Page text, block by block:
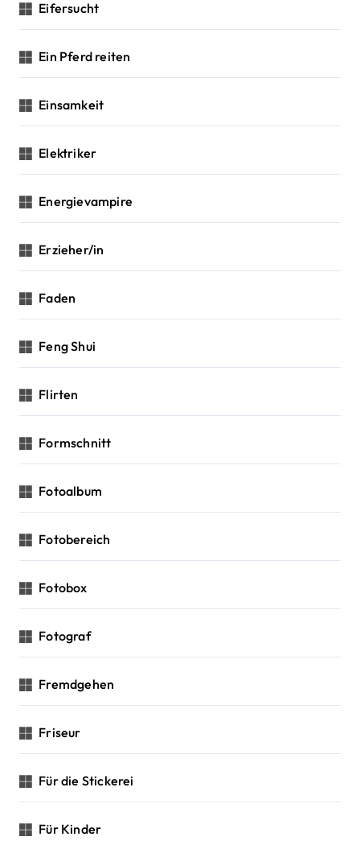
Eifersucht
Ein Pferd reiten
Einsamkeit
Elektriker
Energievampire
Erzieher/in
Faden
Feng Shui
Flirten
Formschnitt
Fotoalbum
Fotobereich
Fotobox
Fotograf
Fremdgehen
Friseur
Für die Stickerei
Für Kinder